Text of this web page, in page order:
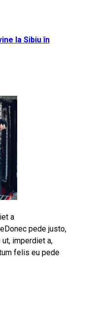
la Sibiu în
a
pede justo,
ut, imperdiet a,
felis eu pede